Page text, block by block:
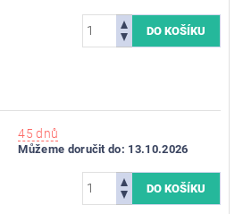
45 dnů
Můžeme doručit do: 13.10.2026